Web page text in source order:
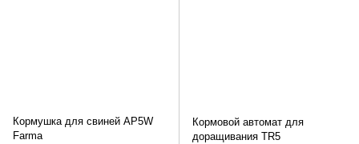
Кормушка для свиней AP5W
Farma
Кормовой автомат для
доращивания TR5